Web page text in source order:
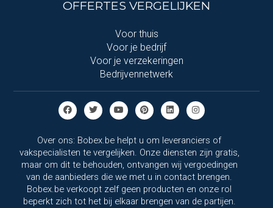
OFFERTES VERGELIJKEN
Voor thuis
Voor je bedrijf
Voor je verzekeringen
Bedrijvennetwerk
Over ons: Bobex.be helpt u om leveranciers of
vakspecialisten te vergelijken. Onze diensten zijn gratis,
maar om dit te behouden, ontvangen wij vergoedingen
van de aanbieders die we met u in contact brengen.
Bobex.be verkoopt zelf geen producten en onze rol
beperkt zich tot het bij elkaar brengen van de partijen.